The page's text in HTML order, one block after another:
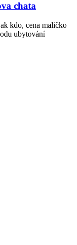
chata
kdo, cena maličko
ubytování